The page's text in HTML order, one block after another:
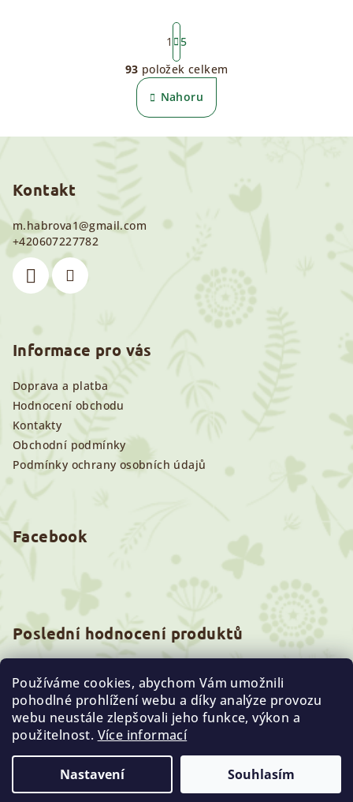
Používáme cookies, abychom Vám umožnili
pohodlné prohlížení webu a díky analýze provozu
webu neustále zlepšovali jeho funkce, výkon a
použitelnost. Více informací
Nastavení Souhlasím
O
v
l
á
d
a
ý
p
i
S
t
r
á
n
k
o
v
á
n
1
5
93 položek celkem
Nahoru
Kontakt
m.habrova1@gmail.com
+420607227782
Informace pro vás
Doprava a platba
Hodnocení obchodu
Kontakty
Obchodní podmínky
Podmínky ochrany osobních údajů
Facebook
Poslední hodnocení produktů
Hodnocení produktu je 5 z 5 hvězdiček.
| Marie Reitingerova
Copyright 2026Prémiové Seno
. Všechna práva
vyhrazena.
Vytvořil Shoptet